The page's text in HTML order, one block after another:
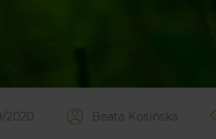
2020 Beata Kosińska